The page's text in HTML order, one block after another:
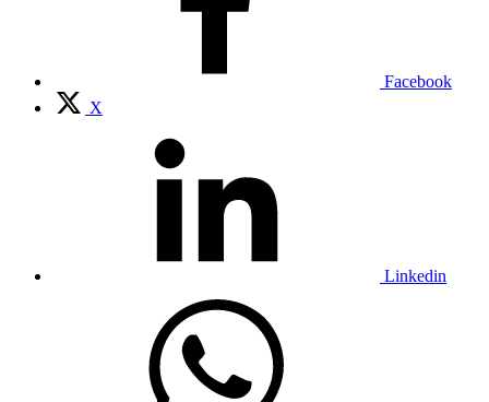
Facebook
X
Linkedin